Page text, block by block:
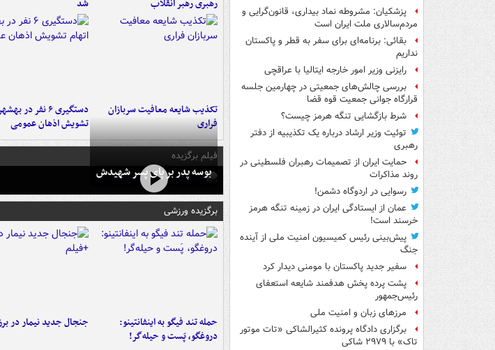
پزشکیان: مشروطه نماد بیداری، قانون‌گرایی و
مردم‌سالاری ملت ایران است
بقائی: برنامه‌ای برای سفر به قطر و پاکستان
نداریم
رایزنی وزیر امور خارجه ایتالیا با عراقچی
بررسی چالش‌های جمعیتی در چهارمین جلسه
قرارگاه جوانی جمعیت قوه قضا
شرط بازگشایی تنگه هرمز چیست؟
توئیت وزیر ارشاد درباره یک تکذیبیه از دفتر
رهبری
حمایت ایران از تصمیمات رهبران فلسطینی در
روند مذاکرات
رسوایی در اردوگاه دشمن!
عمان از ایستادگی ایران در زمینه تنگه هرمز
خرسند است!
پیش‌بینی رئیس کمیسیون امنیت ملی از آینده
جنگ
سفیر جدید پاکستان با مومنی دیدار کرد
پشت پرده پخش هدفمند شایعه استعفای
رئیس‌جمهور
مرزهای زبان و امنیت ملی
برگزاری دادگاه پرونده کثیرالشاکی «تات موتور
تاک» با ۲۹۷۹ شاکی
رهبری رهبر انقلاب
شد
تکذیب شایعه معافیت سربازان
فراری
دستگیری ۶ نفر در
تشویش اذهان عمومی
فیلم برگزیده
بوسه‌ پدر بر پای پسر شهیدش
برگزیده ورزشی
حمله تند فیگو به اینفانتینو:
دروغگو، پَست‌ و حیله‌گر!
جنجال جدید نیمار در